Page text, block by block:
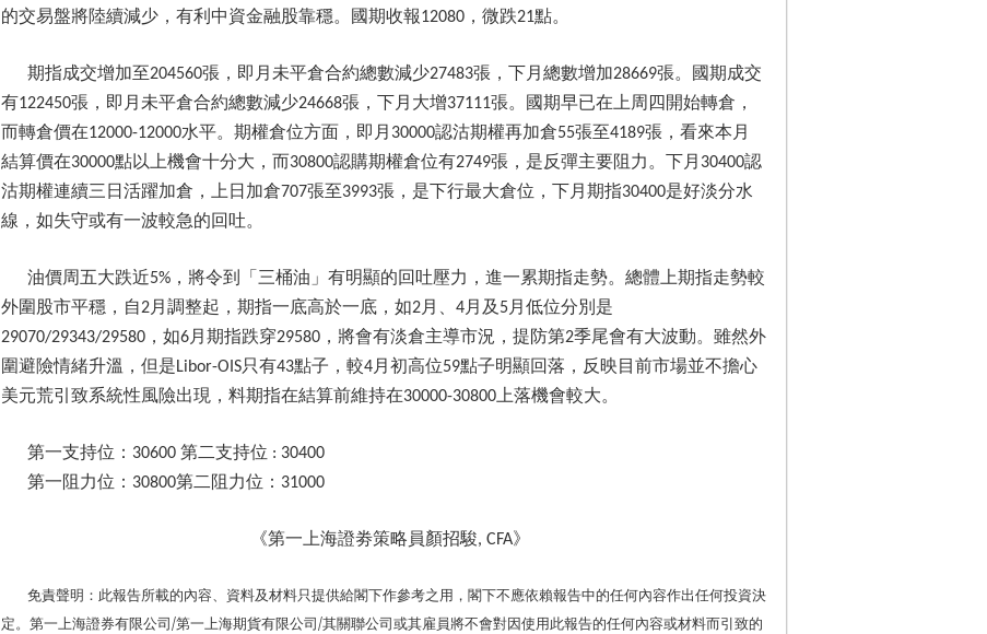
的交易盤將陸續減少，有利中資金融股靠穩。國期收報12080 ，微跌21點。
期指成交增加至204560張，即月未平倉合約總數減少27483張，下月總數增加28669張。國期成交
有122450張，即月未平倉合約總數減少24668張，下月大增37111張。國期早已在上周四開始轉倉，
而轉倉價在12000-12000水平。期權倉位方面，即月 30000認沽期權再加倉55張至4189張，看來本月
結算價在30000點以上機會十分大，而30800認購期權倉位有2749張，是反彈主要阻力。下月 30400認
沽期權連續三日活躍加倉，上日加倉707張至3993張，是下行最大倉位，下月期指30400是好淡分水
線，如失守或有一波較急的回吐。
油價周五大跌近5% ，將令到「三桶油」有明顯的回吐壓力，進一累期指走勢。總體上期指走勢較
外圍股市平穩，自2月調整起，期指一底高於一底，如2月、 4月及 5月低位分別是
29070/29343/29580 ，如6月期指跌穿29580 ，將會有淡倉主導市況，提防第2季尾會有大波動。雖然外
圍避險情緒升溫，但是Libor-OIS只有43點子，較4月初高位59點子明顯回落，反映目前市場並不擔心
美元荒引致系統性風險出現，料期指在結算前維持在30000-30800上落機會較大。
第一支持位： 30600 第二支持位 : 30400
第一阻力位： 30800第二阻力位： 31000
《第一上海證劵策略員顏招駿, CFA》
免責聲明：此報告所載的內容、資料及材料只提供給閣下作參考之用，閣下不應依賴報告中的任何內容作出任何投資決
定。第一上海證券有限公司/第一上海期貨有限公司/其關聯公司或其雇員將不會對因使用此報告的任何內容或材料而引致的